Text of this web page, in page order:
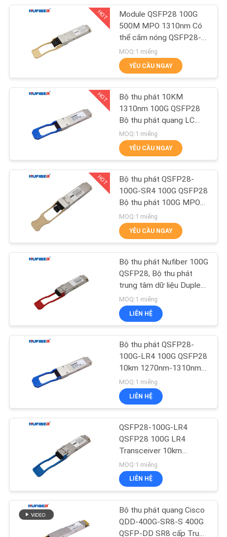
QUAN
SOÁT
LƯỢNG
LIÊN
HỆ
TIN
TỨC
BÁO
GIÁ
TRANG
WEB
CHÍNH
SÁCH
BẢO
MẬT
Bộ thu phát 25G
SFP28
24
10G SFP + thu phát
Bộ thu phát 10G
XFP
12
Bộ thu phát SFP
1,25G
83
Mô-đun đồng
HOT
Module QSFP28 100G
500M MPO 1310nm Có
thể cắm nóng QSFP28-
100G-SR4
MOQ:1 miếng
YÊU CẦU NGAY
HOT
Bộ thu phát 10KM
1310nm 100G QSFP28
Bộ thu phát quang LC
QSFP28-100G-LR4
MOQ:1 miếng
YÊU CẦU NGAY
HOT
Bộ thu phát QSFP28-
100G-SR4 100G QSFP28
Bộ thu phát 100G MPO
850nm
MOQ:1 miếng
YÊU CẦU NGAY
Bộ thu phát Nufiber 100G
QSFP28, Bộ thu phát
trung tâm dữ liệu Duplex
LC
MOQ:1 miếng
LIÊN HỆ
Bộ thu phát QSFP28-
100G-LR4 100G QSFP28
10km 1270nm-1310nm
Duplex LC
MOQ:1 miếng
LIÊN HỆ
QSFP28-100G-LR4
QSFP28 100G LR4
Transceiver 10km
1310nm cho mạng rộng
MOQ:1 miếng
LIÊN HỆ
Bộ thu phát quang Cisco
QDD-400G-SR8-S 400G
QSFP-DD SR8 cấp Trung